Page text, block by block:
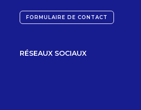
FORMULAIRE DE CONTACT
RÉSEAUX SOCIAUX